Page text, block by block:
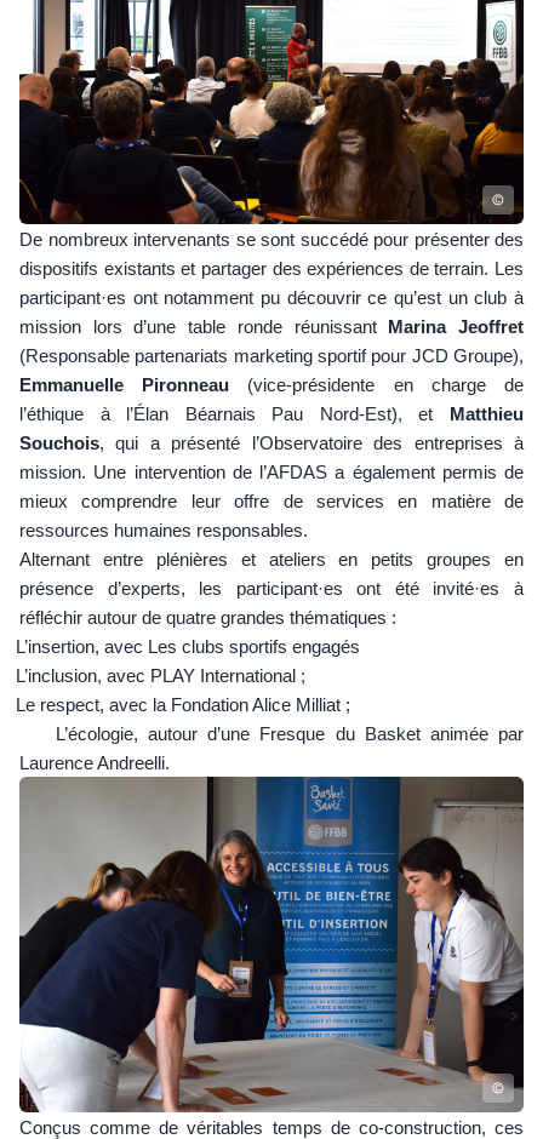
©
De nombreux intervenants se sont succédé pour présenter des
dispositifs existants et partager des expériences de terrain. Les
participant·es ont notamment pu découvrir ce qu’est un club à
mission lors d’une table ronde réunissant
Marina Jeoffret
(Responsable partenariats marketing sportif pour JCD Groupe),
Emmanuelle Pironneau (vice-présidente en charge de
l’éthique à l’Élan Béarnais Pau Nord-Est), et
Matthieu
Souchois, qui a présenté l’Observatoire des entreprises à
mission. Une intervention de l’AFDAS a également permis de
mieux comprendre leur offre de services en matière de
ressources humaines responsables.
Alternant entre plénières et ateliers en petits groupes en
présence d’experts, les participant·es ont été invité·es à
réfléchir autour de quatre grandes thématiques :
L’insertion, avec Les clubs sportifs engagés
L’inclusion, avec PLAY International ;
Le respect, avec la Fondation Alice Milliat ;
L’écologie, autour d’une Fresque du Basket animée par
Laurence Andreelli.
©
Conçus comme de véritables temps de co-construction, ces